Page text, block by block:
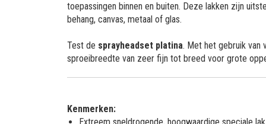
toepassingen binnen en buiten. Deze lakken zijn
behang, canvas, metaal of glas.
Test de sprayheadset platina. Met het gebruik van
sproeibreedte van zeer fijn tot breed voor grote
Kenmerken: